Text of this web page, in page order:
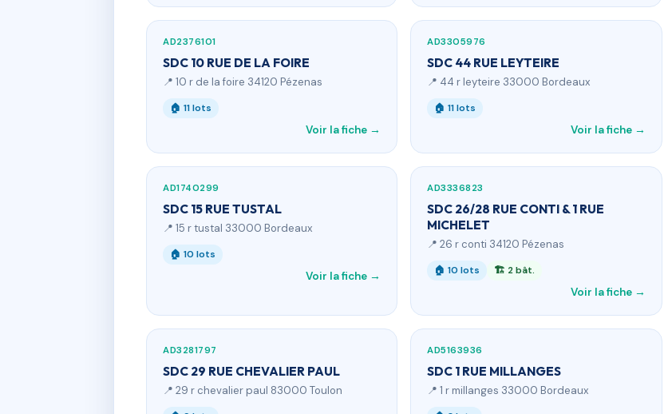
AD2376101
SDC 10 RUE DE LA FOIRE
📍 10 r de la foire 34120 Pézenas
🏠 11 lots
Voir la fiche →
AD3305976
SDC 44 RUE LEYTEIRE
📍 44 r leyteire 33000 Bordeaux
🏠 11 lots
Voir la fiche →
AD1740299
SDC 15 RUE TUSTAL
📍 15 r tustal 33000 Bordeaux
🏠 10 lots
Voir la fiche →
AD3336823
SDC 26/28 RUE CONTI & 1 RUE
MICHELET
📍 26 r conti 34120 Pézenas
🏠 10 lots 🏗 2 bât.
Voir la fiche →
AD3281797
SDC 29 RUE CHEVALIER PAUL
📍 29 r chevalier paul 83000 Toulon
AD5163936
SDC 1 RUE MILLANGES
📍 1 r millanges 33000 Bordeaux